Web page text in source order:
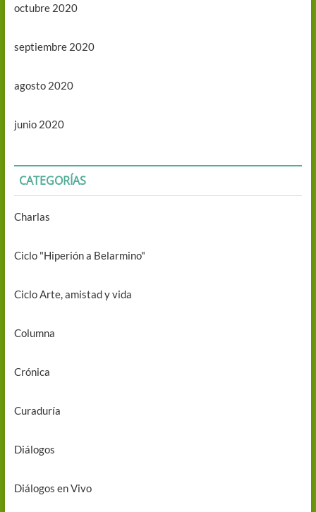
octubre 2020
septiembre 2020
agosto 2020
junio 2020
CATEGORÍAS
Charlas
Ciclo "Hiperión a Belarmino"
Ciclo Arte, amistad y vida
Columna
Crónica
Curaduría
Diálogos
Diálogos en Vivo